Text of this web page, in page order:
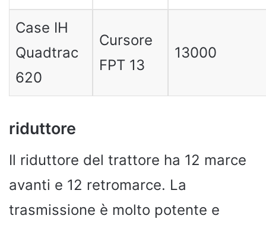
Case IH
Quadtrac
620
Cursore
FPT 13
13000
riduttore
Il riduttore del trattore ha 12 marce
avanti e 12 retromarce. La
trasmissione è molto potente e